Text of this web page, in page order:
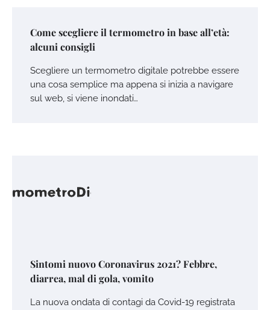
Come scegliere il termometro in base all’età:
alcuni consigli
Scegliere un termometro digitale potrebbe essere
una cosa semplice ma appena si inizia a navigare
sul web, si viene inondati…
Sintomi nuovo Coronavirus 2021? Febbre,
diarrea, mal di gola, vomito
La nuova ondata di contagi da Covid-19 registrata